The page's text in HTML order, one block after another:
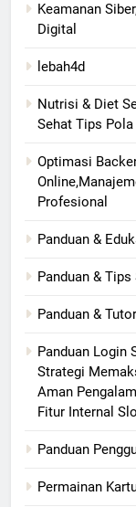
Keamanan
Digital
lebah4d
Nutrisi & Diet
Sehat Tips
Optimasi
Profesional
Panduan &
Panduan &
Panduan &
Panduan Login
Strategi
Aman
Fitur Internal
Panduan
Permainan